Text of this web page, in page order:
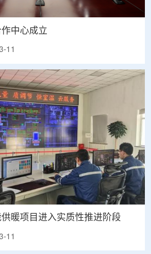
中心成立
11
暖项目进入实质性推进阶段
11